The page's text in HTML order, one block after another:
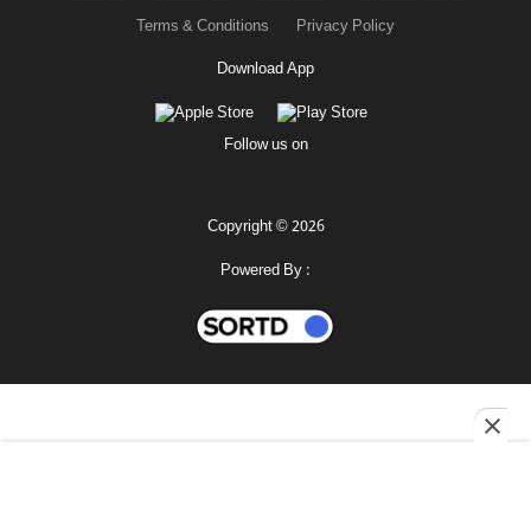
Terms & Conditions
Privacy Policy
Download App
Follow us on
Copyright © 2026
Powered By :